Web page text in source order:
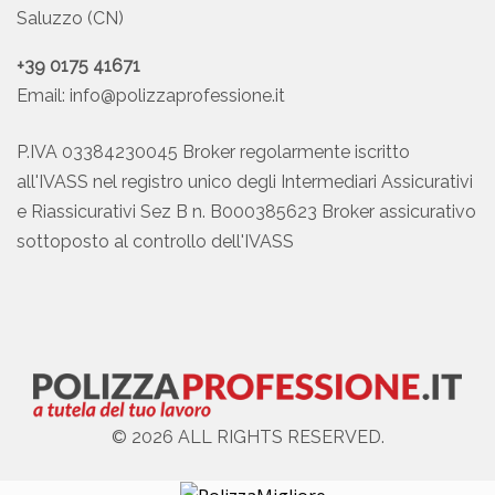
Saluzzo (CN)
+39 0175 41671
Email: info@polizzaprofessione.it
P.IVA 03384230045 Broker regolarmente iscritto
all'IVASS nel registro unico degli Intermediari Assicurativi
e Riassicurativi Sez B n. B000385623 Broker assicurativo
sottoposto al controllo dell'IVASS
© 2026 ALL RIGHTS RESERVED.